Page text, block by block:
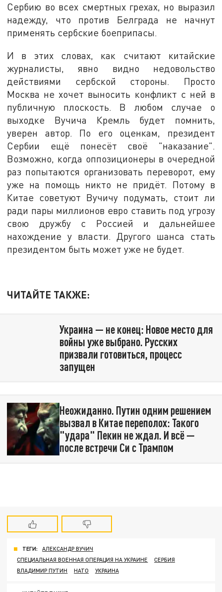
Сербию во всех смертных грехах, но выразил
надежду, что против Белграда не начнут
применять сербские боеприпасы.
И в этих словах, как считают китайские
журналисты, явно видно недовольство
действиями сербской стороны. Просто
Москва не хочет выносить конфликт с ней в
публичную плоскость. В любом случае о
выходке Вучича Кремль будет помнить,
уверен автор. По его оценкам, президент
Сербии ещё понесёт своё "наказание".
Возможно, когда оппозиционеры в очередной
раз попытаются организовать переворот, ему
уже на помощь никто не придёт. Потому в
Китае советуют Вучичу подумать, стоит ли
ради пары миллионов евро ставить под угрозу
свою дружбу с Россией и дальнейшее
нахождение у власти. Другого шанса стать
президентом быть может уже не будет.
ЧИТАЙТЕ ТАКЖЕ:
Украина — не конец: Новое место для
войны уже выбрано. Русских
призвали готовиться, процесс
запущен
Неожиданно. Путин одним решением
вызвал в Китае переполох: Такого
"удара" Пекин не ждал. И всё —
после встречи Си с Трампом
ТЕГИ:
АЛЕКСАНДР ВУЧИЧ
СПЕЦИАЛЬНАЯ ВОЕННАЯ ОПЕРАЦИЯ НА УКРАИНЕ
СЕРБИЯ
ВЛАДИМИР ПУТИН
НАТО УКРАИНА